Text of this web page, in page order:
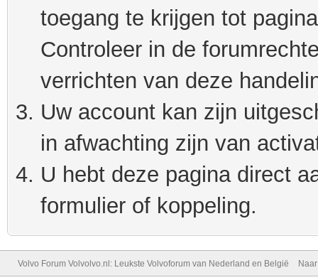
toegang te krijgen tot
Controleer in de
verrichten van deze
Uw account kan zijn
in afwachting zijn van
U hebt deze pagina direct
formulier of koppeling.
Volvo Forum Volvolvo.nl: Leukste Volvoforum van Nederland en België